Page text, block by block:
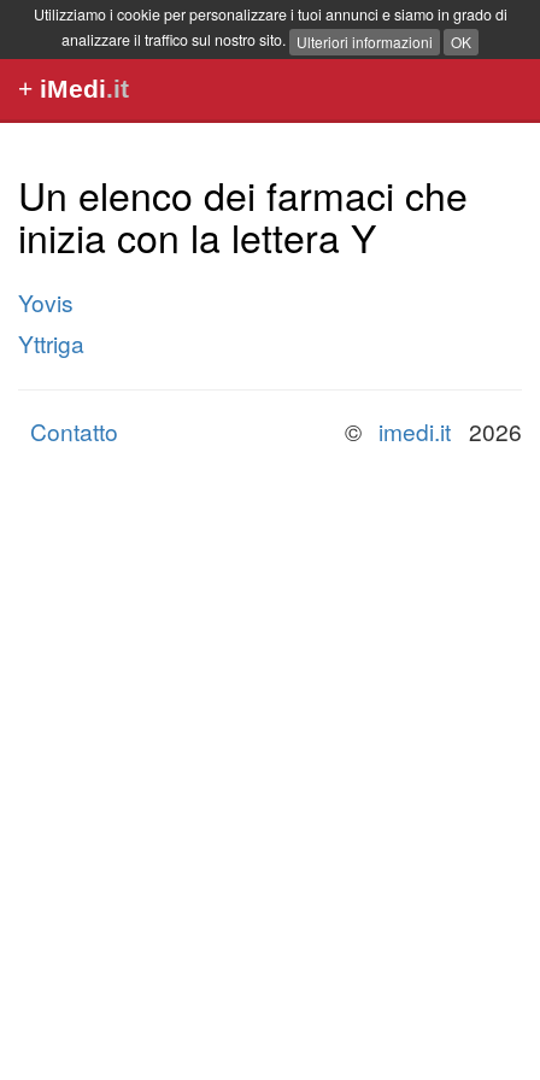
Utilizziamo i cookie per personalizzare i tuoi annunci e siamo in grado di
analizzare il traffico sul nostro sito. Ulteriori informazioni OK
+ iMedi.it
Un elenco dei farmaci che
inizia con la lettera Y
Yovis
Yttriga
© imedi.it 2026
Contatto